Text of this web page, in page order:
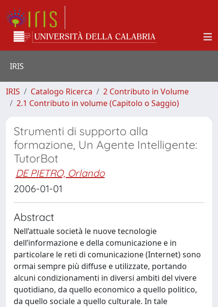
IRIS
IRIS Catalogo Ricerca
2 Contributo in Volume
2.1 Contributo in volume (Capitolo o Saggio)
Strumenti di supporto alla
formazione, Un Agente Intelligente:
TutorBot
DE PIETRO, Orlando
2006-01-01
Abstract
Nell’attuale società le nuove tecnologie
dell’informazione e della comunicazione e in
particolare le reti di comunicazione (Internet) sono
ormai sempre più diffuse e utilizzate, portando
alcuni condizionamenti in diversi ambiti del vivere
quotidiano, da quello economico a quello politico,
da quello sociale a quello culturale. In tale